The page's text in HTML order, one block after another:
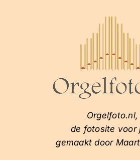
Orgelfoto.nl,
de fotosite voor
gemaakt door